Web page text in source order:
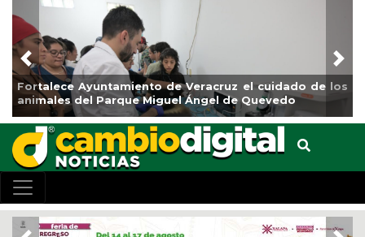
los
La ciudad de Veracruz se suma a la Jornada Nacional
de Reforestación 2026
Previous